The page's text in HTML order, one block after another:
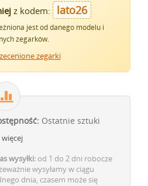
z kodem: lato26
jest od danego modelu i
zegarków.
zegarki
Ostatnie sztuki
więcej
wysyłki: od 1 do 2 dni robocze
wysyłamy w ciągu
dnia, czasem może się